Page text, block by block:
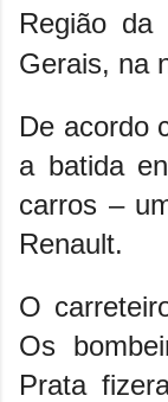
Região
Gerais, na
De acordo
a batida
carros –
Renault.
O
Os
Prata